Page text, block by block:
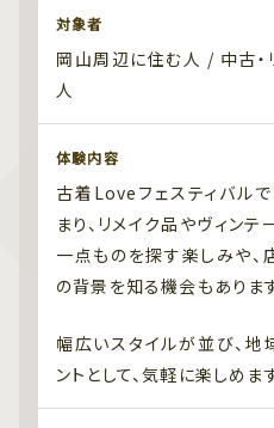
対象者
岡山周辺に住む人 / 中古・
人
体験内容
古着Loveフェスティバル
まり、リメイク品やヴィン
一点ものを探す楽しみや
の背景を知る機会もあります
幅広いスタイルが並び、
ントとして、気軽に楽しめます